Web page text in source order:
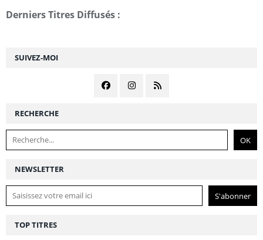
NEWSLETTER
SUIVEZ-MOI
RECHERCHE
Derniers Titres Diffusés :
TOP TITRES